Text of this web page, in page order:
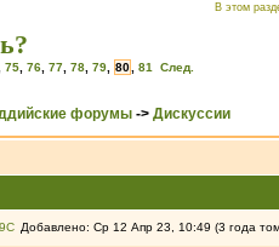
В этом
75 76 77 78 79 80 81 След.
форумы -> Дискуссии
Добавлено: Ср 12 Апр 23, 10:49 (3 года